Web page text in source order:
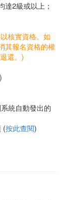
達2級或以上；
核實資格。如
其報名資格的權
還。)
統自動發出的
(按此查閱)